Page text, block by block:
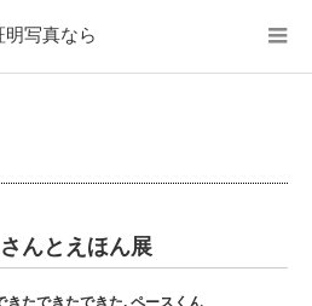
写真なら
んとえほん展
きたできたできた, ペースくん